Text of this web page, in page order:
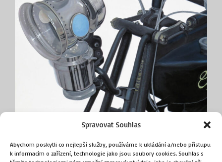
Spravovat Souhlas
Abychom poskytli co nejlepší služby, používáme k ukládání a/nebo přístupu
k informacím o zařízení, technologie jako jsou soubory cookies. Souhlas s
Terrot LU
(Sika Václav)